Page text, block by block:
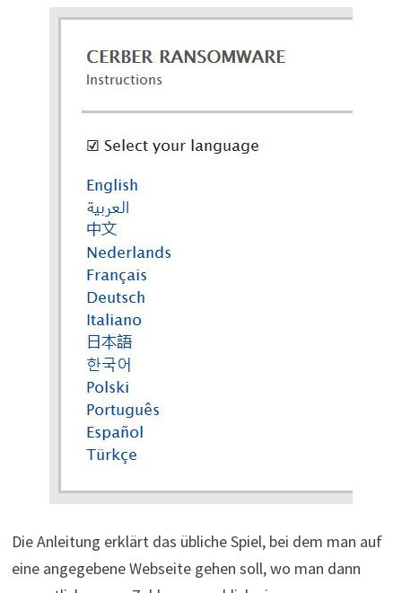
Die Anleitung erklärt das übliche Spiel, bei dem man auf
eine angegebene Webseite gehen soll, wo man dann